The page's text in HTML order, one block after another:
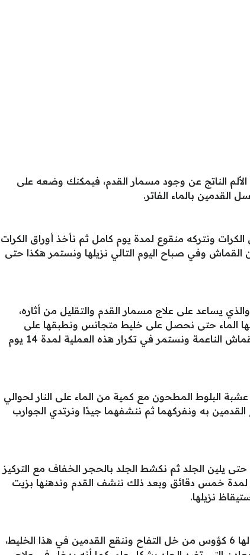
الألم الناتج عن وجود مسمار القدم، فيمكنك وضعه على
القدمين بالماء الفاتر.
ونتركه منقوع لمدة يوم كامل ثم نأخذ أوراق الكرات
وفي صباح اليوم التالي نزيلها ونستمر هكذا حتى
يساعد على علاج مسمار القدم والتقليل من أثاره،
الماء حتى نحصل على خليط متجانس ونطبقها على
المنطقة المراد علاجها ونغطيها بقطعة من القماش الناعمة ونستمر في تكرار هذه العملية لمدة 14 يوم
البلوط المطحون مع كمية من الماء على النار لحوالي
به ونفركهما ثم ننشفهما جيدًا ونرتدي الجوارب
في ماء دافئ حتى يلين الجلد ثم نكشط الجلد بالحجر الخفاف مع التركيز
لمدة خمس دقائق وبعد ذلك ننشف القدم وندهنها بزيت
نزيلها.
نقوم بوضع كمية من الماء في إناء ثم نضيف لها 6 كؤوس من خل التفاح وننقع القدمين في هذا الخليط،